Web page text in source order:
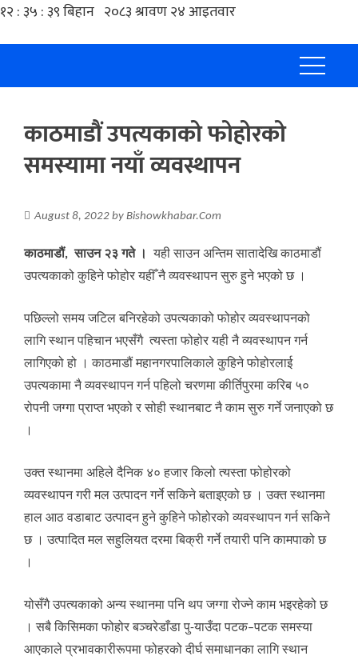
काठमाडौं उपत्यकाको फोहोरको
समस्यामा नयाँ व्यवस्थापन
August 8, 2022 by Bishowkhabar.Com
काठमाडौं, साउन २३ गते ।
यही साउन अन्तिम सातादेखि काठमाडौं
उपत्यकाको कुहिने फोहोर यहीँ नै व्यवस्थापन सुरु हुने भएको छ ।
पछिल्लो समय जटिल बनिरहेको उपत्यकाको फोहोर व्यवस्थापनको
लागि स्थान पहिचान भएसँगै त्यस्ता फोहोर यही नै व्यवस्थापन गर्न
लागिएको हो । काठमाडौं महानगरपालिकाले कुहिने फोहोरलाई
उपत्यकामा नै व्यवस्थापन गर्न पहिलो चरणमा कीर्तिपुरमा करिब ५०
रोपनी जग्गा प्राप्त भएको र सोही स्थानबाट नै काम सुरु गर्ने जनाएको छ
।
उक्त स्थानमा अहिले दैनिक ४० हजार किलो त्यस्ता फोहोरको
व्यवस्थापन गरी मल उत्पादन गर्ने सकिने बताइएको छ । उक्त स्थानमा
हाल आठ वडाबाट उत्पादन हुने कुहिने फोहोरको व्यवस्थापन गर्न सकिने
छ । उत्पादित मल सहुलियत दरमा बिक्री गर्ने तयारी पनि कामपाको छ
।
योसँगै उपत्यकाको अन्य स्थानमा पनि थप जग्गा रोज्ने काम भइरहेको छ
। सबै किसिमका फोहोर बञ्चरेडाँडा पु-याउँदा पटक–पटक समस्या
आएकाले प्रभावकारीरूपमा फोहरको दीर्घ समाधानका लागि स्थान